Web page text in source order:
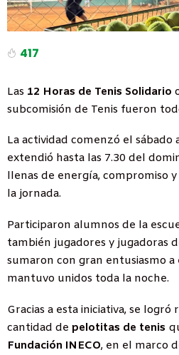
417
Las 12 Horas de Tenis Solidario
subcomisión de Tenis fueron
La actividad comenzó el sábado
extendió hasta las 7.30 del
llenas de energía, compromiso
la jornada.
Participaron alumnos de la
también jugadores y jugadoras
sumaron con gran entusiasmo
mantuvo unidos toda la noche.
Gracias a esta iniciativa, se
cantidad de pelotitas de tenis
Fundación INECO, en el marco